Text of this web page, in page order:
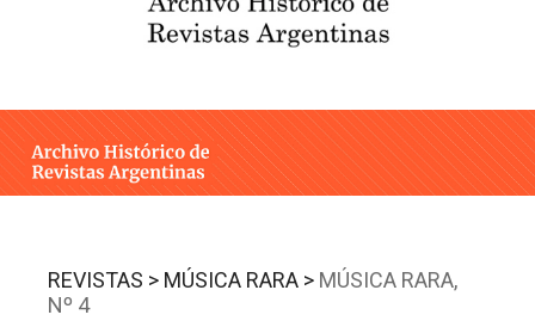
ESTUDIOS CRÍTICOS
INTEGRANTES
CONTACTO
REVISTAS > MÚSICA RARA > MÚSICA RARA,
Nº 4